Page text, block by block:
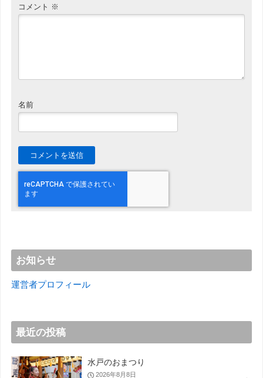
コメント ※
名前
お知らせ
運営者プロフィール
最近の投稿
水戸のおまつり
2026年8月8日